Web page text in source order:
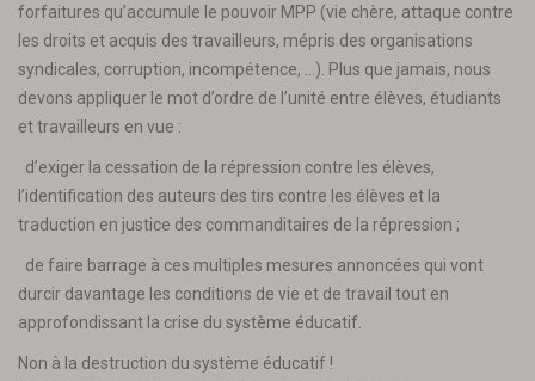
forfaitures qu’accumule le pouvoir MPP (vie chère, attaque contre
les droits et acquis des travailleurs, mépris des organisations
syndicales, corruption, incompétence, …). Plus que jamais, nous
devons appliquer le mot d’ordre de l’unité entre élèves, étudiants
et travailleurs en vue :
d’exiger la cessation de la répression contre les élèves,
l’identification des auteurs des tirs contre les élèves et la
traduction en justice des commanditaires de la répression ;
de faire barrage à ces multiples mesures annoncées qui vont
durcir davantage les conditions de vie et de travail tout en
approfondissant la crise du système éducatif.
Non à la destruction du système éducatif !